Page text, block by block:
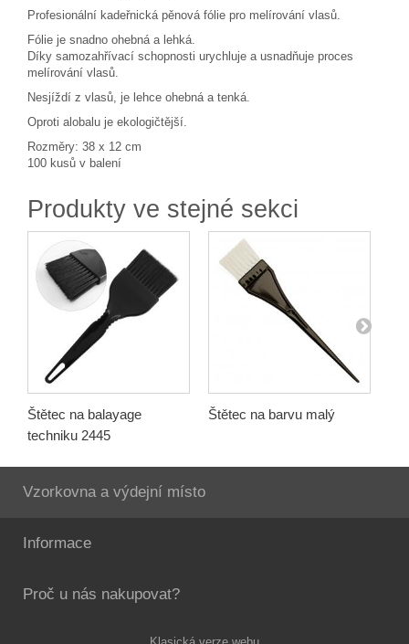
Profesionální kadeřnická pěnová fólie pro melírování vlasů.
Fólie je snadno ohebná a lehká.
Díky samozahřívací schopnosti urychluje a usnadňuje proces
melírování vlasů.
Nesjíždí z vlasů, je lehce ohebná a tenká.
Oproti alobalu je ekologičtější.
Rozměry: 38 x 12 cm
100 kusů v balení
Produkty ve stejné sekci
Štětec na balayage
techniku 2445
Štětec na barvu malý
Vzorkovna a výdejní místo
Informace
Proč u nás nakupovat?